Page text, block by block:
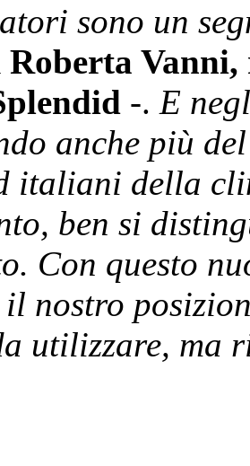
sono un
Roberta
-. E
anche più
italiani della
ben si
Con questo
nostro
utilizzare, ma